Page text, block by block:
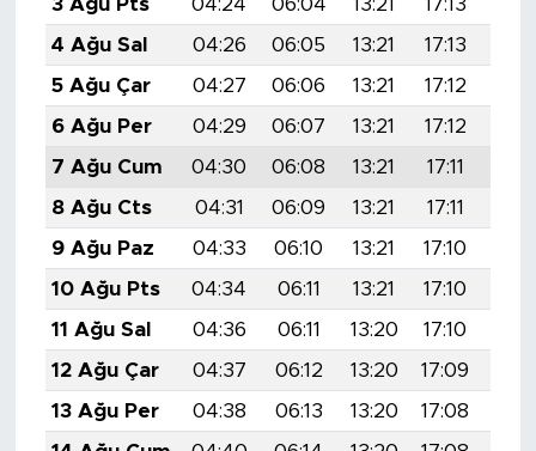
3 Ağu Pts
04:24 06:04 13:21 17:13
4 Ağu Sal
04:26 06:05 13:21 17:13
5 Ağu Çar
04:27 06:06 13:21 17:12
6 Ağu Per
04:29 06:07 13:21 17:12
7 Ağu Cum
04:30 06:08 13:21 17:11
8 Ağu Cts
04:31 06:09 13:21 17:11
9 Ağu Paz
04:33 06:10 13:21 17:10
10 Ağu Pts
04:34 06:11 13:21 17:10
11 Ağu Sal
04:36 06:11 13:20 17:10
12 Ağu Çar
04:37 06:12 13:20 17:09
13 Ağu Per
04:38 06:13 13:20 17:08